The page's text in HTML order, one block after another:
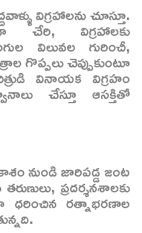
విగ్రహాలను చూస్తూ.
చేరి, విగ్రహాలకు
విలువల గురించీ,
గొప్పలు చెప్పుకుంటూ
వినాయక విగ్రహం
చేస్తూ ఆసక్తితో
నుండి జారిపడ్డ జంట
ప్రదర్శనశాలకు
ధరించిన రత్నాభరణాల